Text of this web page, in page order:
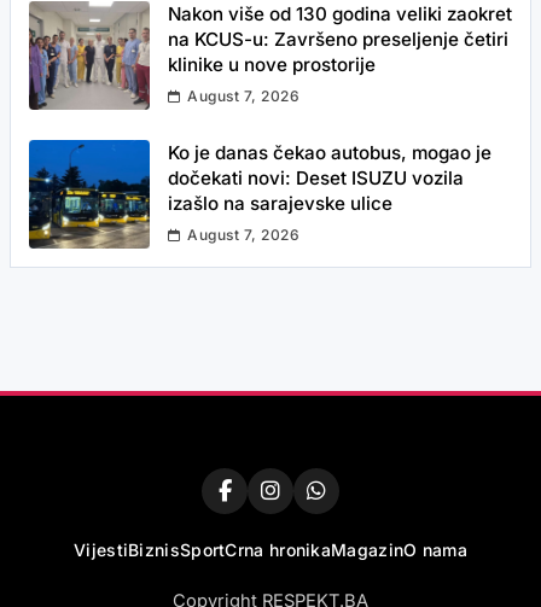
Nakon više od 130 godina veliki zaokret
na KCUS-u: Završeno preseljenje četiri
klinike u nove prostorije
August 7, 2026
Ko je danas čekao autobus, mogao je
dočekati novi: Deset ISUZU vozila
izašlo na sarajevske ulice
August 7, 2026
VijestiBiznisSportCrna hronikaMagazinO nama
Copyright RESPEKT.BA